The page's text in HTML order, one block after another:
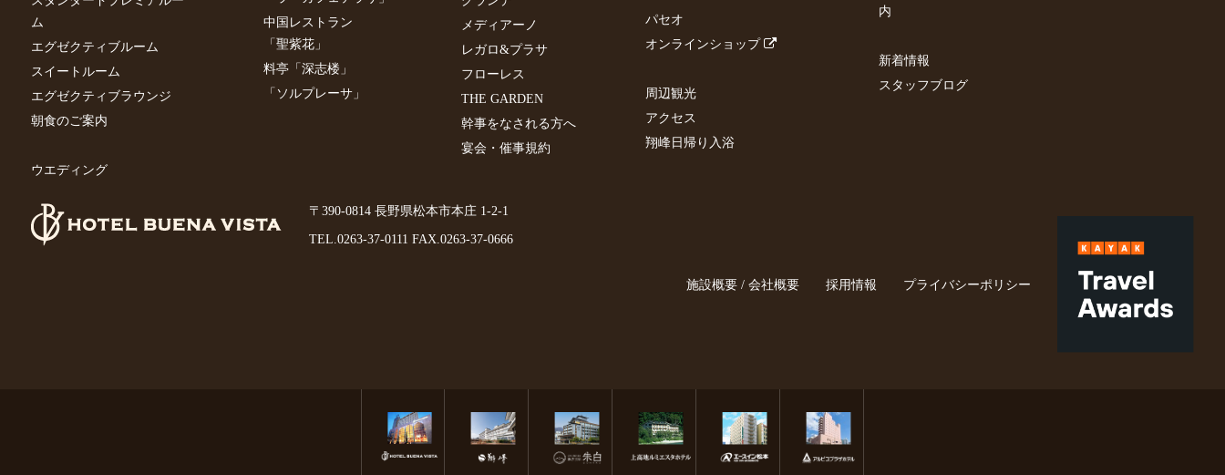
ム
エグゼクティブルーム
スイートルーム
エグゼクティブラウンジ
朝食のご案内
ウエディング
中国レストラン
「聖紫花」
料亭「深志楼」
「ソルプレーサ」
メディアーノ
レガロ&プラサ
フローレス
THE GARDEN
幹事をなされる方へ
宴会・催事規約
パセオ
オンラインショップ
周辺観光
アクセス
翔峰日帰り入浴
内
新着情報
スタッフブログ
〒390-0814 長野県松本市本庄 1-2-1
TEL.0263-37-0111 FAX.0263-37-0666
施設概要 / 会社概要 採用情報 プライバシーポリシー